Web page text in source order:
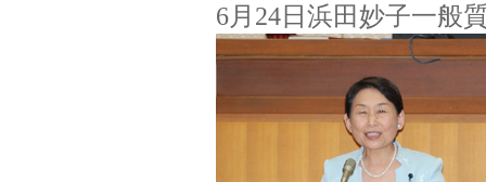
6月24日浜田妙子一般